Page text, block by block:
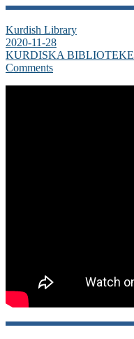
Kurdish Library
2020-11-28
KURDISKA
Comments